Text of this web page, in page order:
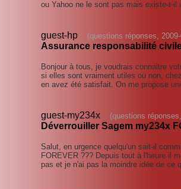
ou Yahoo ne le sont pas mais existe-t-il
guest-hp (questions réponses,
Assurance responsabilité
Bonjour à tous, je voudrais connaitre
si elles sont vraiment utiles ou non,
en avez été satisfait. On me propose
guest-my234x (questions
Déverrouiller Sagem my234x
Salut, en urgence quelqu'un sait-il
FOREVER ??? Depuis tout à l'heure il
pas et je n'ai pas la moindre idée de ce